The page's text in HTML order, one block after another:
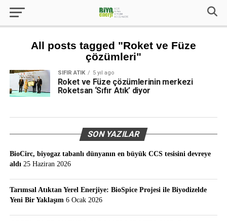
All posts tagged "Roket ve Füze
çözümleri"
SIFIR ATIK 5 yıl ago
Roket ve Füze çözümlerinin merkezi
Roketsan ‘Sıfır Atık’ diyor
SON YAZILAR
BioCirc, biyogaz tabanlı dünyanın en büyük CCS tesisini devreye
aldı 25 Haziran 2026
Tarımsal Atıktan Yerel Enerjiye: BioSpice Projesi ile Biyodizelde
Yeni Bir Yaklaşım 6 Ocak 2026